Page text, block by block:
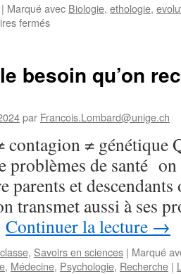
| Marqué avec Biologie, ethologie,
ferméssur
attend
rouge
foncer
sur
proies,
caché
les
voitures.
besoin qu’on
par Francois.Lombard@unige.ch
contagion ≠ génétique
problèmes de santé on
parents et descendants
transmet aussi à ses
Continuer la lecture →
, Savoirs en sciences | Marqué
, Médecine, Psychologie, Recherche |